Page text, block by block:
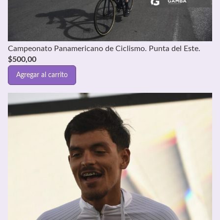
Campeonato Panamericano de Ciclismo. Punta del Este.
$500,00
Agregar al carrito